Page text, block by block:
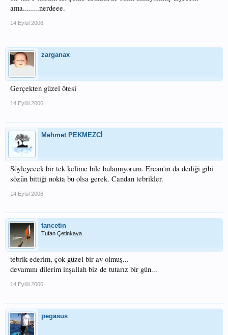
ama........nerdeee.
14 Eylül 2006
zarganax
Gerçekten güzel ötesi
14 Eylül 2006
Mehmet PEKMEZCİ
Söyleyecek bir tek kelime bile bulamıyorum. Ercan'ın da dediği gibi
sözün bittiği nokta bu olsa gerek. Candan tebrikler.
14 Eylül 2006
tancetin
Tufan Çetinkaya
tebrik ederim, çok güzel bir av olmuş...
devamını dilerim inşallah biz de tutarız bir gün...
14 Eylül 2006
pegasus